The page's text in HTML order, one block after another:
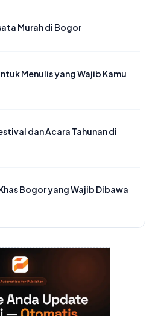
Murah di Bogor
Menulis yang Wajib Kamu
dan Acara Tahunan di
Bogor yang Wajib Dibawa